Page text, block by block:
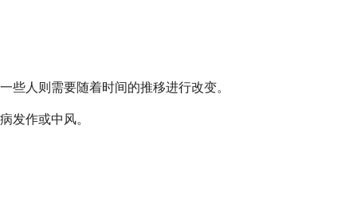
些人则需要随着时间的推移进行改变。
发作或中风。